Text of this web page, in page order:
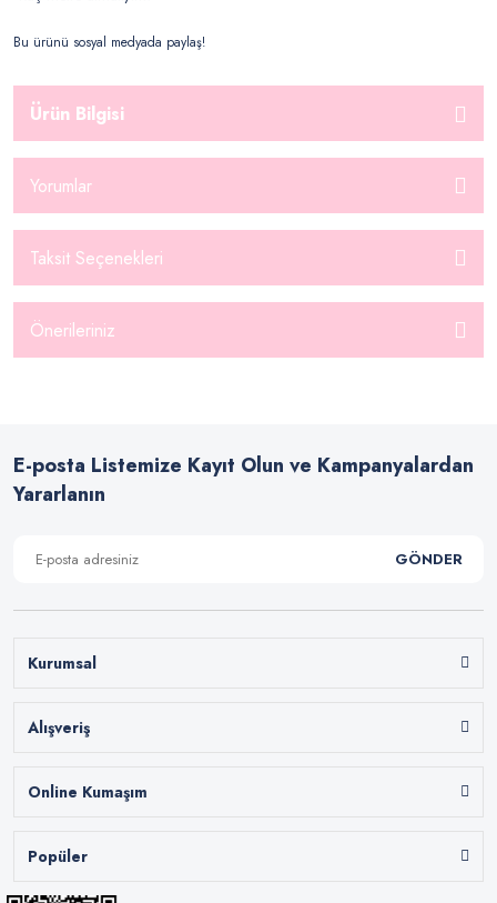
Bu ürünü sosyal medyada paylaş!
Ürün Bilgisi
Yorumlar
Taksit Seçenekleri
Önerileriniz
E-posta Listemize Kayıt Olun ve Kampanyalardan
Yararlanın
GÖNDER
Kurumsal
Alışveriş
Online Kumaşım
Popüler